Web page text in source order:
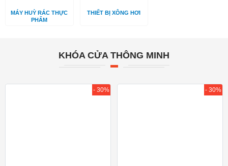
MÁY HUỲ RÁC THỰC
PHẨM
THIẾT BỊ XÔNG HƠI
KHÓA CỬA THÔNG MINH
- 30% - 30%